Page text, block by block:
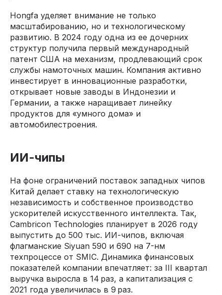
Hongfa уделяет внимание не только
масштабированию, но и технологическому
развитию. В 2024 году одна из ее дочерних
структур получила первый международный
патент США на механизм, продлевающий срок
службы намоточных машин. Компания активно
инвестирует в инновационные разработки,
открывает новые заводы в Индонезии и
Германии, а также наращивает линейку
продуктов для «умного дома» и
автомобилестроения.
ИИ-чипы
На фоне ограничений поставок западных чипов
Китай делает ставку на технологическую
независимость и собственное производство
ускорителей искусственного интеллекта. Так,
Cambricon Technologies планирует в 2026 году
выпустить до 500 тыс. ИИ-чипов, включая
флагманские Siyuan 590 и 690 на 7-нм
техпроцессе от SMIC. Динамика финансовых
показателей компании впечатляет: за III квартал
выручка выросла в 14 раз, а капитализация с
2021 года увеличилась в 9 раз.